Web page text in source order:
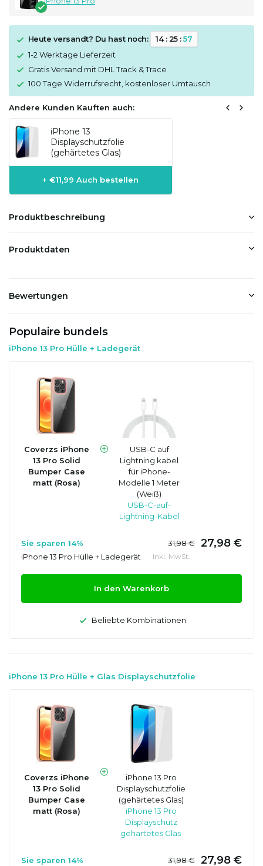
Heute versandt? Du hast noch: 14:25:57
1-2 Werktage Lieferzeit
Gratis Versand mit DHL Track & Trace
100 Tage Widerrufsrecht, kostenloser Umtausch
Andere Kunden Kauften auch:
iPhone 13
Displayschutzfolie
(gehärtetes Glas)
+ €11,99 Auch bestellen
Produktbeschreibung
Produktdaten
Bewertungen
Populaire bundels
iPhone 13 Pro Hülle + Ladegerät
Coverzs iPhone
13 Pro Solid
Bumper Case
matt (Rosa)
USB-C auf
Lightning kabel
für iPhone-
Modelle 1 Meter
(Weiß)
USB-C-auf-
Lightning-Kabel
Sie sparen 14% 31,98 € 27,98 €
iPhone 13 Pro Hülle + Ladegerät Inkl. MwSt.
In den Warenkorb
Beliebte Kombinationen
iPhone 13 Pro Hülle + Glas Displayschutzfolie
Coverzs iPhone
13 Pro Solid
Bumper Case
matt (Rosa)
iPhone 13 Pro
Displayschutzfolie
(gehärtetes Glas)
iPhone 13 Pro
Displayschutz
gehärtetes Glas
Sie sparen 14% 31,98 € 27,98 €